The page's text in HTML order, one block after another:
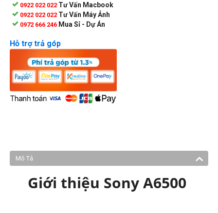
0922 022 022 Tư Vấn Macbook
0922 022 022 Tư Vấn Máy Ảnh
0972 666 246 Mua Sỉ - Dự Án
Hỗ trợ trả góp
Mô Tả
Giới thiệu Sony A6500